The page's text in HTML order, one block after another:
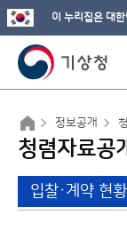
이 누리집은 대
정보공개
청렴자료공
입찰·계약 현황